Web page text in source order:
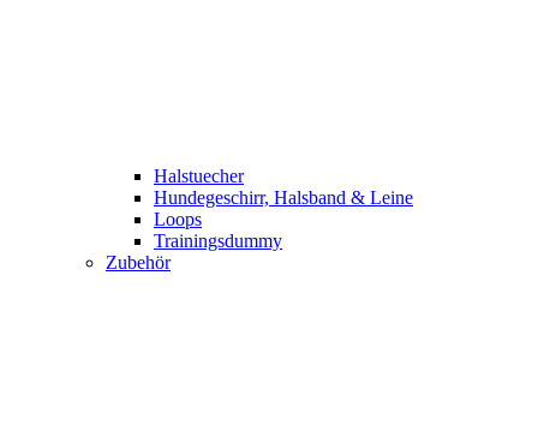
Halstuecher
Hundegeschirr, Halsband & Leine
Loops
Trainingsdummy
Zubehör